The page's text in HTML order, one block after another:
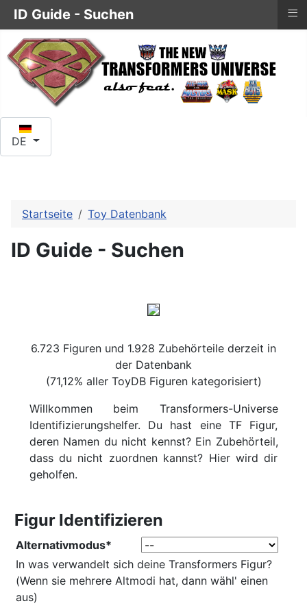
Sprache auswählen
DE
Startseite Toy Datenbank
ID Guide - Suchen
6.723 Figuren und 1.928 Zubehörteile derzeit in
der Datenbank
(71,12% aller ToyDB Figuren kategorisiert)
Willkommen beim Transformers-Universe
Identifizierungshelfer. Du hast eine TF Figur,
deren Namen du nicht kennst? Ein Zubehörteil,
dass du nicht zuordnen kannst? Hier wird dir
geholfen.
Figur Identifizieren
Alternativmodus*
In was verwandelt sich deine Transformers Figur?
(Wenn sie mehrere Altmodi hat, dann wähl' einen
aus)
ID Guide - Suchen ≡